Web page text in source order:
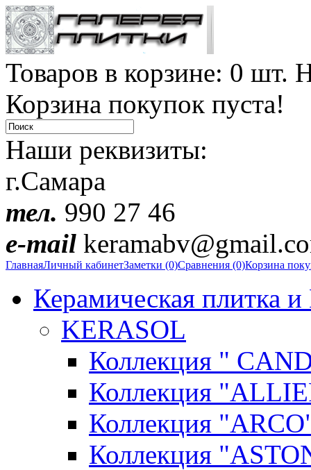
Товаров в корзине: 0 шт.
Корзина покупок пуста!
Наши реквизиты:
г.Самара
тел. 990 27 46
e-mail
ГлавнаяЛичный кабинетЗаметки (0)Сравнения (0)Корзина
Керамическая плитка
KERASOL
Коллекция "
Коллекция
Коллекция
Коллекция